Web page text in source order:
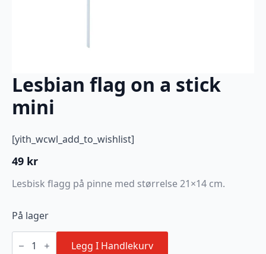
Lesbian flag on a stick
mini
[yith_wcwl_add_to_wishlist]
49 kr
Lesbisk flagg på pinne med størrelse 21×14 cm.
På lager
Lesbian
flag Legg I Handlekurv